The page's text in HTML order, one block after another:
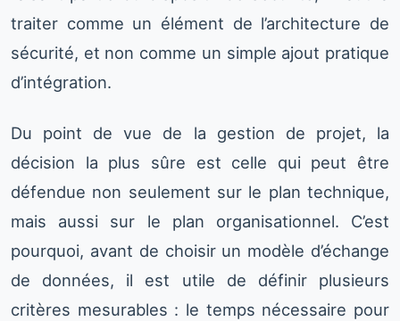
traiter comme un élément de l’architecture de
sécurité, et non comme un simple ajout pratique
d’intégration.
Du point de vue de la gestion de projet, la
décision la plus sûre est celle qui peut être
défendue non seulement sur le plan technique,
mais aussi sur le plan organisationnel. C’est
pourquoi, avant de choisir un modèle d’échange
de données, il est utile de définir plusieurs
critères mesurables : le temps nécessaire pour